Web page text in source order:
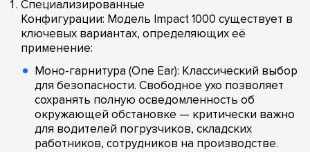
Специализированные
Конфигурации: Модель Impact 1000 существует в
ключевых вариантах, определяющих её
применение:
Моно-гарнитура (One Ear): Классический выбор
для безопасности. Свободное ухо позволяет
сохранять полную осведомленность об
окружающей обстановке — критически важно
для водителей погрузчиков, складских
работников, сотрудников на производстве.